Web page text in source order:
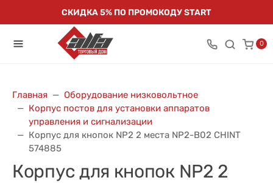
СКИДКА 5% ПО ПРОМОКОДУ START
0
Главная
Оборудование низковольтное
Корпус постов для установки аппаратов
управления и сигнализации
Корпус для кнопок NP2 2 места NP2-B02 CHINT
574885
Корпус для кнопок NP2 2